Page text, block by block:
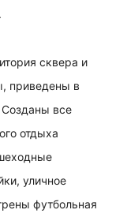
сквера и
приведены в
Созданы все
отдыха
уличное
футбольная